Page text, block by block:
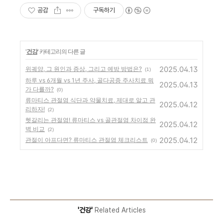
공감 구독하기
'건강' 카테고리의 다른 글
위궤양, 그 원인과 증상, 그리고 예방 방법은? (1) 2025.04.13
하루 vs 6개월 vs 1년 주사, 골다공증 주사치료 뭐
가 다를까? (0)
2025.04.13
류마티스 관절염 식단과 약물치료, 제대로 알고 관
리하자! (2)
2025.04.12
헷갈리는 관절염! 류마티스 vs 골관절염 차이점 완
벽 비교
(2)
2025.04.12
관절이 아프다면? 류마티스 관절염 체크리스트 (0) 2025.04.12
'건강'Related Articles